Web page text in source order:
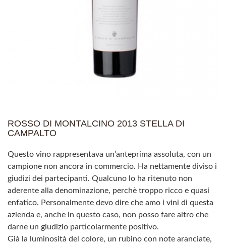
ROSSO DI MONTALCINO 2013 STELLA DI
CAMPALTO
Questo vino rappresentava un’anteprima assoluta, con un
campione non ancora in commercio. Ha nettamente diviso i
giudizi dei partecipanti. Qualcuno lo ha ritenuto non
aderente alla denominazione, perchè troppo ricco e quasi
enfatico. Personalmente devo dire che amo i vini di questa
azienda e, anche in questo caso, non posso fare altro che
darne un giudizio particolarmente positivo.
Già la luminosità del colore, un rubino con note aranciate,